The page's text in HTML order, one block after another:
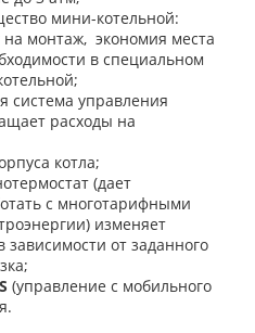
мини-котельной:
на монтаж, экономия места
в специальном
система управления
расходы на
котла;
(дает
с многотарифными
изменяет
зависимости от заданного
(управление с мобильного